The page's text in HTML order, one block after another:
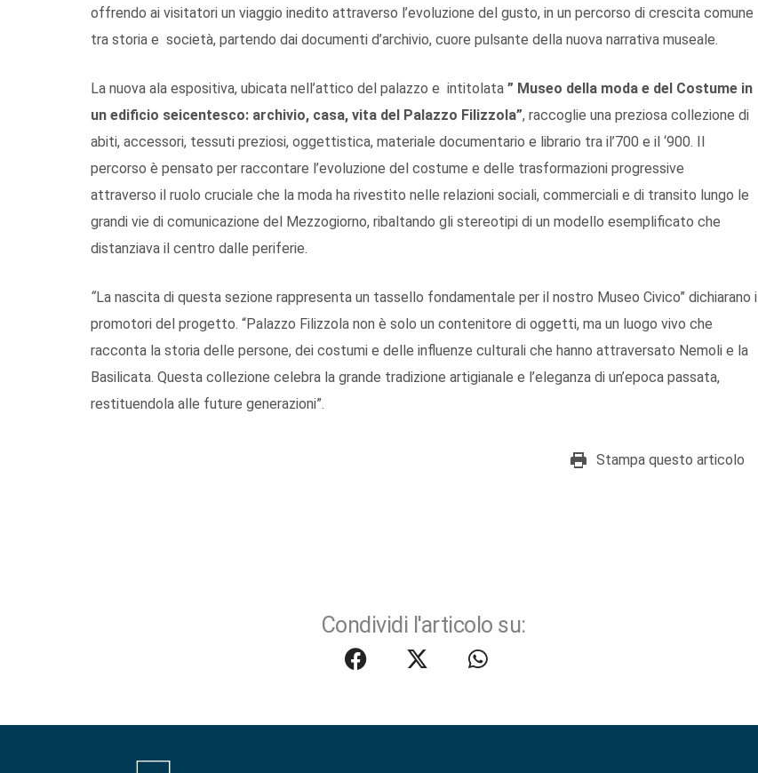
offrendo ai visitatori un viaggio inedito attraverso l’evoluzione del gusto, in un percorso di crescita comune
tra storia e società, partendo dai documenti d’archivio, cuore pulsante della nuova narrativa museale.
La nuova ala espositiva, ubicata nell’attico del palazzo e intitolata ” Museo della moda e del Costume in
un edificio seicentesco: archivio, casa, vita del Palazzo Filizzola”, raccoglie una preziosa collezione di
abiti, accessori, tessuti preziosi, oggettistica, materiale documentario e librario tra il’700 e il ‘900. Il
percorso è pensato per raccontare l’evoluzione del costume e delle trasformazioni progressive
attraverso il ruolo cruciale che la moda ha rivestito nelle relazioni sociali, commerciali e di transito lungo le
grandi vie di comunicazione del Mezzogiorno, ribaltando gli stereotipi di un modello esemplificato che
distanziava il centro dalle periferie.
“La nascita di questa sezione rappresenta un tassello fondamentale per il nostro Museo Civico” dichiarano i
promotori del progetto. “Palazzo Filizzola non è solo un contenitore di oggetti, ma un luogo vivo che
racconta la storia delle persone, dei costumi e delle influenze culturali che hanno attraversato Nemoli e la
Basilicata. Questa collezione celebra la grande tradizione artigianale e l’eleganza di un’epoca passata,
restituendola alle future generazioni”.
Stampa questo articolo
Condividi l'articolo su: